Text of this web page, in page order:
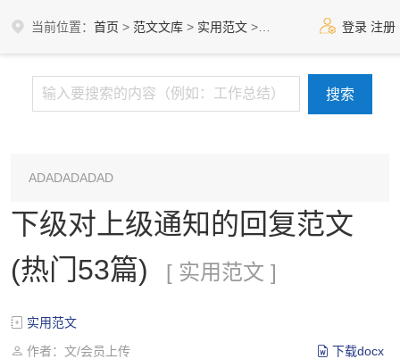
当前位置： 首页 > 范文文库 > 实用范文 > 登录 注册
ADADADADAD
下级对上级通知的回复范文
(热门53篇)
[ 实用范文 ]
实用范文
作者：文/会员上传
下载docx